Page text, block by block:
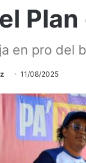
en pro del
11/08/2025